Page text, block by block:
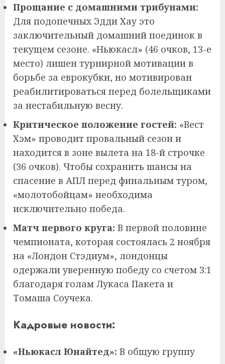
Прощание с домашними трибунами:
Для подопечных Эдди Хау это
заключительный домашний поединок в
текущем сезоне. «Ньюкасл» (46 очков, 13-е
место) лишен турнирной мотивации в
борьбе за еврокубки, но мотивирован
реабилитироваться перед болельщиками
за нестабильную весну.
Критическое положение гостей: «Вест
Хэм» проводит провальный сезон и
находится в зоне вылета на 18-й строчке
(36 очков). Чтобы сохранить шансы на
спасение в АПЛ перед финальным туром,
«молотобойцам» необходима
исключительно победа.
Матч первого круга: В первой половине
чемпионата, которая состоялась 2 ноября
на «Лондон Стэдиум», лондонцы
одержали уверенную победу со счетом 3:1
благодаря голам Лукаса Пакета и
Томаша Соучека.
Кадровые новости:
«Ньюкасл Юнайтед»: В общую группу